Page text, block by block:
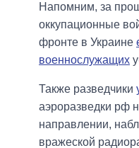
Напомним, за
оккупационные
фронте в Украине
военнослужащих
Также разведчики
аэроразведки рф
направлении,
вражеской